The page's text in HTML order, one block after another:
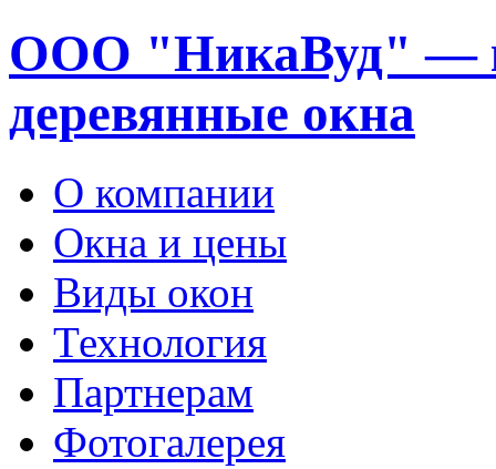
ООО "НикаВуд" —
деревянные окна
О компании
Окна и цены
Виды окон
Технология
Партнерам
Фотогалерея